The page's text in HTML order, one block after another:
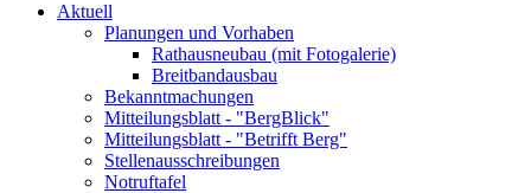
Aktuell
Planungen und Vorhaben
Rathausneubau (mit Fotogalerie)
Breitbandausbau
Bekanntmachungen
Mitteilungsblatt - "BergBlick"
Mitteilungsblatt - "Betrifft Berg"
Stellenausschreibungen
Notruftafel